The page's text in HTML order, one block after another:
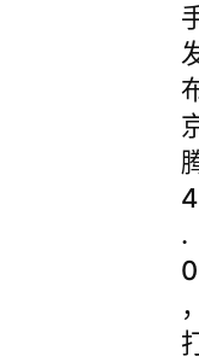
4
.
0